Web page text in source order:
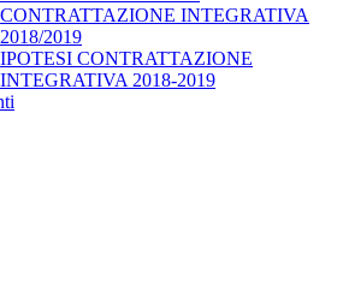
CONTRATTAZIONE INTEGRATIVA
2018/2019
IPOTESI CONTRATTAZIONE
INTEGRATIVA 2018-2019